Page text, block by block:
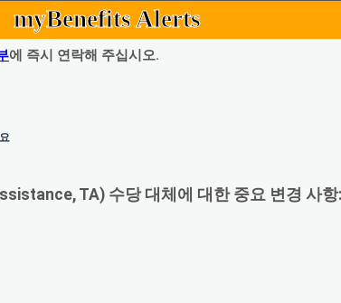
myBenefits Alerts
에 즉시 연락해 주십시오.
TA) 수당 대체에 대한 중요 변경 사항: